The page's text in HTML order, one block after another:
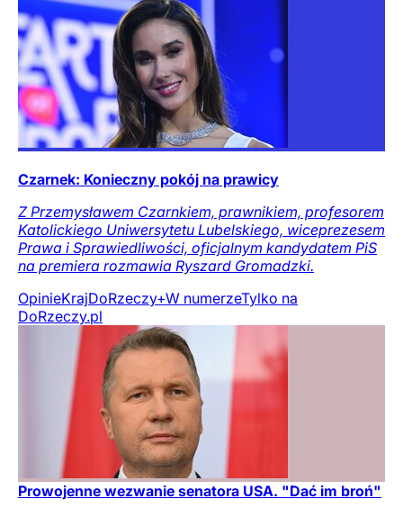
Czarnek: Konieczny pokój na prawicy
Z Przemysławem Czarnkiem, prawnikiem, profesorem
Katolickiego Uniwersytetu Lubelskiego, wiceprezesem
Prawa i Sprawiedliwości, oficjalnym kandydatem PiS
na premiera rozmawia Ryszard Gromadzki.
OpinieKrajDoRzeczy+W numerzeTylko na
DoRzeczy.pl
Prowojenne wezwanie senatora USA. "Dać im broń"